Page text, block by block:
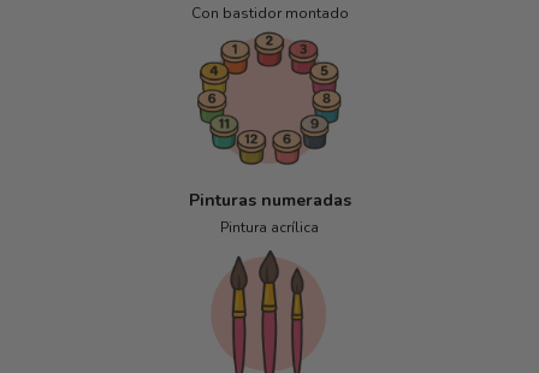
Con bastidor montado
Pinturas numeradas
Pintura acrílica